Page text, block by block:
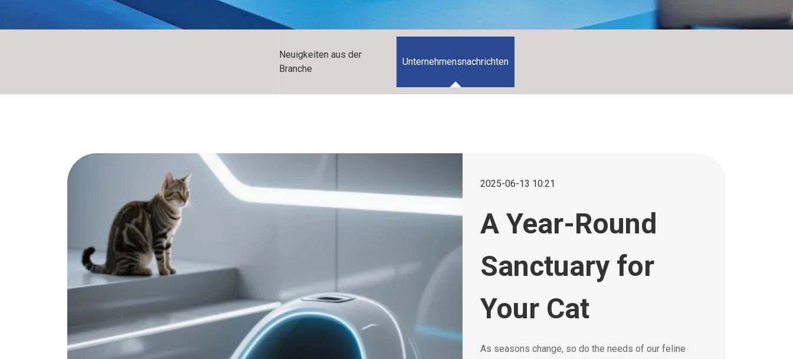
Neuigkeiten aus der
Branche
Unternehmensnachrichten
2025-06-13 10:21
A Year-Round
Sanctuary for
Your Cat
As seasons change, so do the needs of our feline